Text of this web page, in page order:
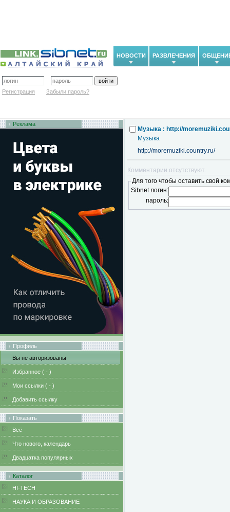
НОВОСТИ РАЗВЛЕЧЕНИЯ
Регистрация Забыли пароль?
Реклама
Профиль
Вы не авторизованы
Избранное ( - )
Мои ссылки ( - )
Добавить ссылку
Показать
Всё
Что нового, календарь
Двадцатка популярных
Каталог
HI-TECH
НАУКА И ОБРАЗОВАНИЕ
Музыка : http://
Музыка
http://moremuziki.country.ru/
Комментарии отсутствуют.
Для того чтобы оставить свой
Sibnet логин:
пароль: